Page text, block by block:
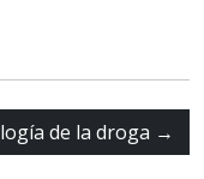
de la droga →